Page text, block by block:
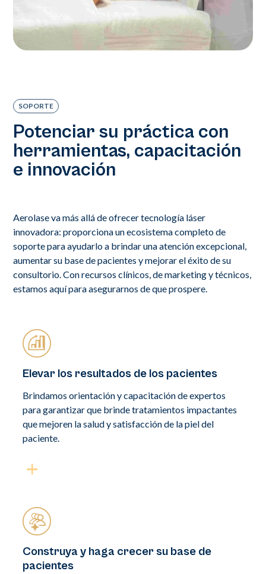
SOPORTE
Potenciar su práctica con
herramientas, capacitación
e innovación
Aerolase va más allá de ofrecer tecnología láser
innovadora: proporciona un ecosistema completo de
soporte para ayudarlo a brindar una atención excepcional,
aumentar su base de pacientes y mejorar el éxito de su
consultorio. Con recursos clínicos, de marketing y técnicos,
estamos aquí para asegurarnos de que prospere.
Elevar los resultados de los pacientes
Brindamos orientación y capacitación de expertos
para garantizar que brinde tratamientos impactantes
que mejoren la salud y satisfacción de la piel del
paciente.
Construya y haga crecer su base de
pacientes